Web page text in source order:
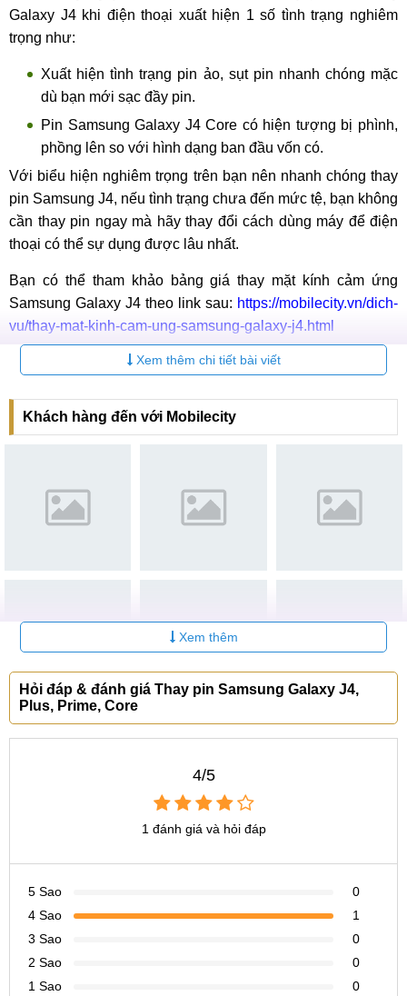
Galaxy J4 khi điện thoại xuất hiện 1 số tình trạng nghiêm
trọng như:
Xuất hiện tình trạng pin ảo, sụt pin nhanh chóng mặc
dù bạn mới sạc đầy pin.
Pin Samsung Galaxy J4 Core có hiện tượng bị phình,
phồng lên so với hình dạng ban đầu vốn có.
Với biểu hiện nghiêm trọng trên bạn nên nhanh chóng thay
pin Samsung J4, nếu tình trạng chưa đến mức tệ, bạn không
cần thay pin ngay mà hãy thay đổi cách dùng máy để điện
thoại có thể sự dụng được lâu nhất.
Bạn có thể tham khảo bảng giá thay mặt kính cảm ứng
Samsung Galaxy J4 theo link sau: https://mobilecity.vn/dich-
vu/thay-mat-kinh-cam-ung-samsung-galaxy-j4.html
Địa chỉ thay pin Samsung J4, Plus, Prime, Core
chính hãng, chất lượng tại Hà Nội & TPHCM.
Với nhiều cơ sở sửa chữa Samsung Galaxy
như hiện nay,
chính hãng, zin mới 100%
Cơ sở vật chất hiện đại, đầy đủ, kỹ thuật viên có
chuyên môn đảm bảo thay thế nhanh chóng, lấy ngay.
Giá thay pin samsung J4 bao nhiêu tiền cần được công
khai, là mức giá rẻ, nếu không cũng là mức trung bình
Thay xương samsung Galaxy J4 Plus
sửa chữa, thay pin cho Samsung Galaxy J4 Prime tại đó.
Xem thêm chi tiết bài viết
Khách hàng đến với Mobilecity
Xem thêm
Hỏi đáp & đánh giá Thay pin Samsung Galaxy J4,
Plus, Prime, Core
4/5
1 đánh giá và hỏi đáp
5 Sao
0
4 Sao
1
3 Sao
0
2 Sao
0
1 Sao
0